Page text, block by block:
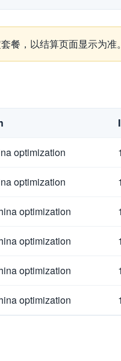
餐，以结算页面显示为准。
optimization
optimization
optimization
optimization
optimization
optimization